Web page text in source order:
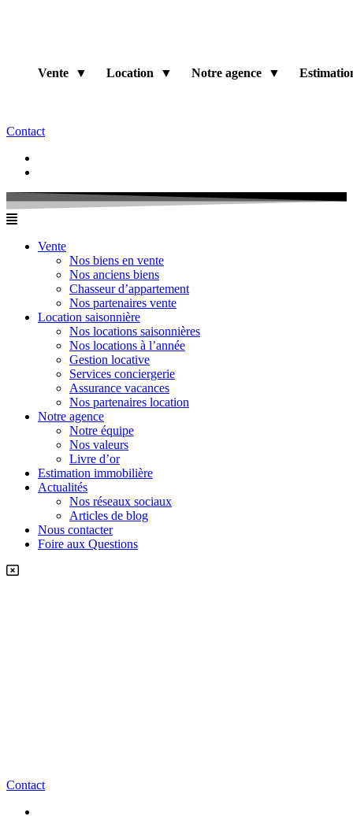
Vente Location Notre agence
Contact
Vente
Nos biens en vente
Nos anciens biens
Chasseur d’appartement
Nos partenaires vente
Location saisonnière
Nos locations saisonnières
Nos locations à l’année
Gestion locative
Services conciergerie
Assurance vacances
Nos partenaires location
Notre agence
Notre équipe
Nos valeurs
Livre d’or
Estimation immobilière
Actualités
Nos réseaux sociaux
Articles de blog
Nous contacter
Foire aux Questions
Contact